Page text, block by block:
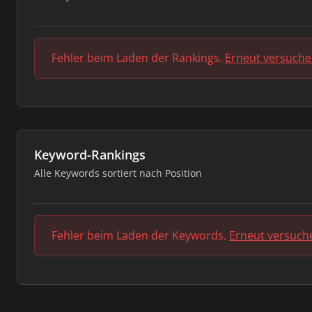
Fehler beim Laden der Rankings. Erneut
Keyword-Rankings
Alle Keywords sortiert nach Position
Fehler beim Laden der Keywords. Erneut